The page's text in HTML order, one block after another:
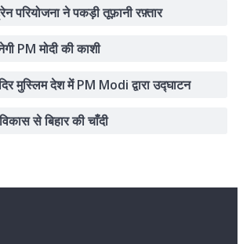
परियोजना ने पकड़ी तूफ़ानी रफ़्तार
PM मोदी की काशी
मुस्लिम देश में PM Modi द्वारा उद्घाटन
से बिहार की चाँदी